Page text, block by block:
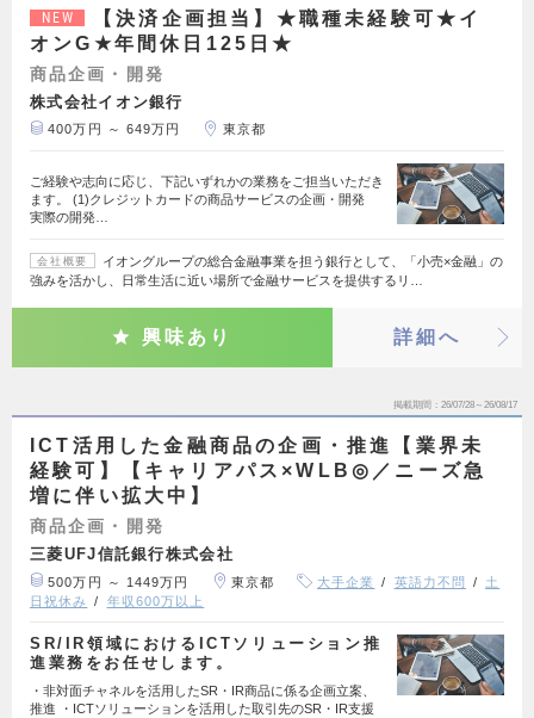
NEW
【決済企画担当】★職種未経験可★イ
オンG★年間休日125日★
商品企画・開発
株式会社イオン銀行
400万円 ～ 649万円 東京都
ご経験や志向に応じ、下記いずれかの業務をご担当いただき
ます。 (1)クレジットカードの商品サービスの企画・開発
実際の開発…
会社概要
イオングループの総合金融事業を担う銀行として、「小売×金融」の
強みを活かし、日常生活に近い場所で金融サービスを提供するリ…
興味あり 詳細へ
掲載期間 26/07/28～26/08/17
ICT活用した金融商品の企画・推進【業界未
経験可】【キャリアパス×WLB◎／ニーズ急
増に伴い拡大中】
商品企画・開発
三菱UFJ信託銀行株式会社
500万円 ～ 1449万円 東京都 大手企業 英語力不問
土
日祝休み
年収600万以上
SR/IR領域におけるICTソリューション推
進業務をお任せします。
・非対面チャネルを活用したSR・IR商品に係る企画立案、
推進 ・ICTソリューションを活用した取引先のSR・IR支援